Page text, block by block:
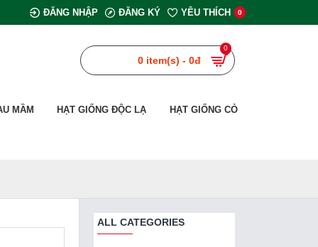
ĐĂNG NHẬP ĐĂNG KÝ YÊU THÍCH 0
0 item(s) - 0đ
0
MẦM HẠT GIỐNG ĐỘC LẠ HẠT GIỐNG CỎ
ALL CATEGORIES